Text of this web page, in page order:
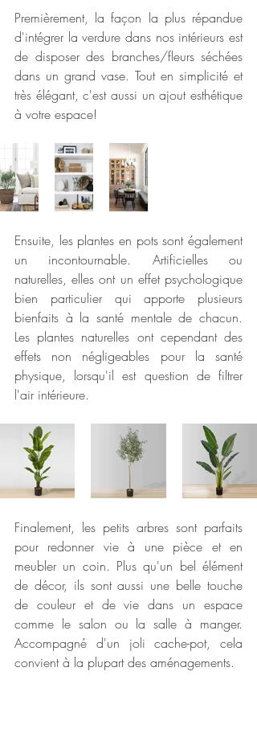
Premièrement, la façon la plus répandue
d'intégrer la verdure dans nos intérieurs est
de disposer des branches/fleurs séchées
dans un grand vase. Tout en simplicité et
très élégant, c'est aussi un ajout esthétique
à votre espace!
Ensuite, les plantes en pots sont également
un incontournable. Artificielles ou
naturelles, elles ont un effet psychologique
bien particulier qui apporte plusieurs
bienfaits à la santé mentale de chacun.
Les plantes naturelles ont cependant des
effets non négligeables pour la santé
physique, lorsqu'il est question de filtrer
l'air intérieure.
Finalement, les petits arbres sont parfaits
pour redonner vie à une pièce et en
meubler un coin. Plus qu'un bel élément
de décor, ils sont aussi une belle touche
de couleur et de vie dans un espace
comme le salon ou la salle à manger.
Accompagné d'un joli cache-pot, cela
convient à la plupart des aménagements.